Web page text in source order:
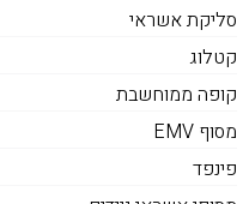
סליקת אשראי
קטלוג
קופה ממוחשבת
מסוף EMV
פינפד